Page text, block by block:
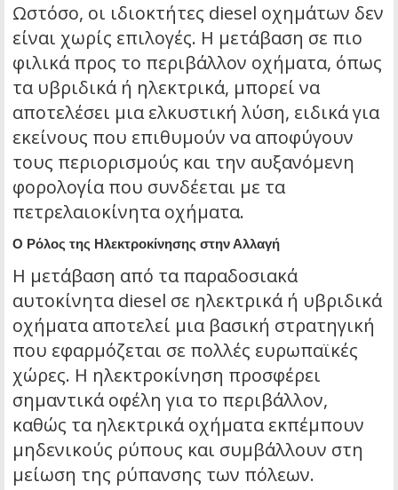
Ωστόσο, οι ιδιοκτήτες diesel οχημάτων δεν
είναι χωρίς επιλογές. Η μετάβαση σε πιο
φιλικά προς το περιβάλλον οχήματα, όπως
τα υβριδικά ή ηλεκτρικά, μπορεί να
αποτελέσει μια ελκυστική λύση, ειδικά για
εκείνους που επιθυμούν να αποφύγουν
τους περιορισμούς και την αυξανόμενη
φορολογία που συνδέεται με τα
πετρελαιοκίνητα οχήματα.
Ο Ρόλος της Ηλεκτροκίνησης στην Αλλαγή
Η μετάβαση από τα παραδοσιακά
αυτοκίνητα diesel σε ηλεκτρικά ή υβριδικά
οχήματα αποτελεί μια βασική στρατηγική
που εφαρμόζεται σε πολλές ευρωπαϊκές
χώρες. Η ηλεκτροκίνηση προσφέρει
σημαντικά οφέλη για το περιβάλλον,
καθώς τα ηλεκτρικά οχήματα εκπέμπουν
μηδενικούς ρύπους και συμβάλλουν στη
μείωση της ρύπανσης των πόλεων.